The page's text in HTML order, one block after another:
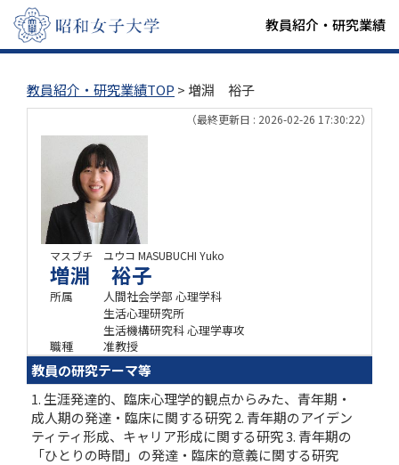
教員紹介・研究業績
教員紹介・研究業績TOP > 増淵 裕子
（最終更新日 : 2026-02-26 17:30:22）
マスブチ ユウコ MASUBUCHI Yuko
増淵 裕子
所属
人間社会学部 心理学科
生活心理研究所
生活機構研究科 心理学専攻
職種
准教授
教員の研究テーマ等
1. 生涯発達的、臨床心理学的観点からみた、青年期・
成人期の発達・臨床に関する研究 2. 青年期のアイデン
ティティ形成、キャリア形成に関する研究 3. 青年期の
「ひとりの時間」の発達・臨床的意義に関する研究